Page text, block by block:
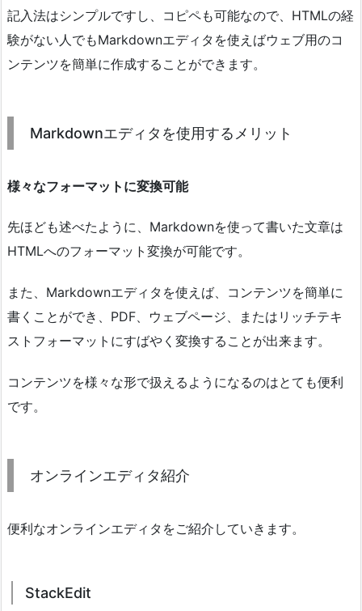
記入法はシンプルですし、コピペも可能なので、HTMLの経
験がない人でもMarkdownエディタを使えばウェブ用のコ
ンテンツを簡単に作成することができます。
Markdownエディタを使用するメリット
様々なフォーマットに変換可能
先ほども述べたように、Markdownを使って書いた文章は
HTMLへのフォーマット変換が可能です。
また、Markdownエディタを使えば、コンテンツを簡単に
書くことができ、PDF、ウェブページ、またはリッチテキ
ストフォーマットにすばやく変換することが出来ます。
コンテンツを様々な形で扱えるようになるのはとても便利
です。
オンラインエディタ紹介
便利なオンラインエディタをご紹介していきます。
StackEdit